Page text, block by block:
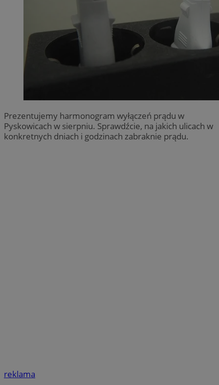
Prezentujemy harmonogram wyłączeń prądu w
Pyskowicach w sierpniu. Sprawdźcie, na jakich ulicach w
konkretnych dniach i godzinach zabraknie prądu.
reklama